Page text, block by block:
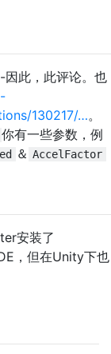
因此，此评论。也
-
130217/…。
你有一些参数，例
＆ AccelFactor
安装了
，但在Unity下也